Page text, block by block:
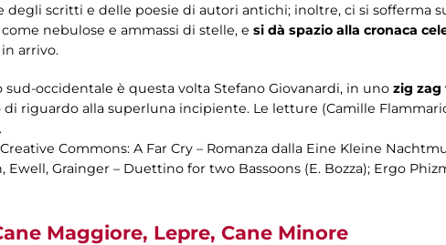
degli scritti e delle poesie di autori antichi; inoltre, ci si sofferma
nebulose e ammassi di stelle, e si dà spazio alla cronaca
arrivo.
sud-occidentale è questa volta Stefano Giovanardi, in uno zig zag
di riguardo alla superluna incipiente. Le letture (Camille
Commons: A Far Cry – Romanza dalla Eine Kleine
Ewell, Grainger – Duettino for two Bassoons (E. Bozza); Ergo
Maggiore, Lepre, Cane Minore